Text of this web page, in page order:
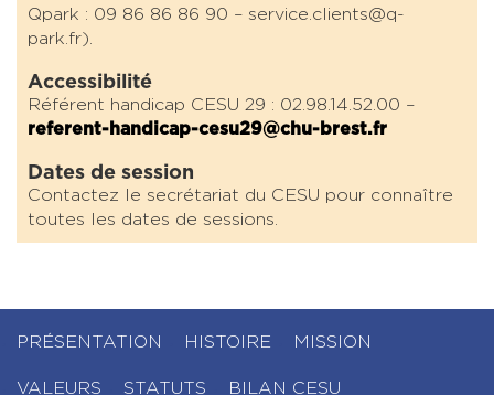
Qpark : 09 86 86 86 90 – service.clients@q-
park.fr).
Accessibilité
Référent handicap CESU 29 : 02.98.14.52.00 –
referent-handicap-cesu29@chu-brest.fr
Dates de session
Contactez le secrétariat du CESU pour connaître
toutes les dates de sessions.
PRÉSENTATION HISTOIRE MISSION
VALEURS STATUTS BILAN CESU